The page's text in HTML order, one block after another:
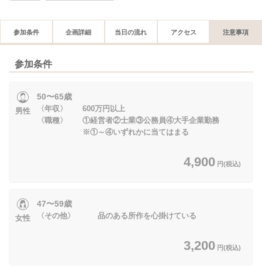
参加条件 企画詳細 当日の流れ アクセス 注意事項
参加条件
男性
50〜65歳
〈年収〉 600万円以上
〈職種〉 ①経営者②士業③公務員④大手企業勤務
※①～④いずれかに当てはまる
4,900 円(税込)
女性
47〜59歳
〈その他〉 品のある所作を心掛けている
3,200 円(税込)